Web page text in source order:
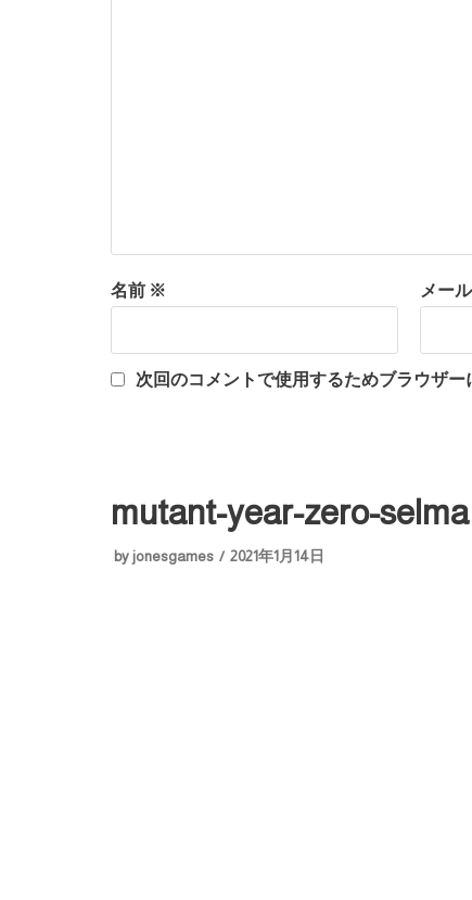
名前 ※ メール
次回のコメントで使用するためブラウザ
mutant-year-zero-selma
by jonesgames 2021年1月14日